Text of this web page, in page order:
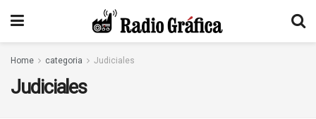
Home categoria Judiciales
Judiciales